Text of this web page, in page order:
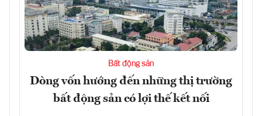
Bất động sản
Dòng vốn hướng đến những thị trường
bất động sản có lợi thế kết nối